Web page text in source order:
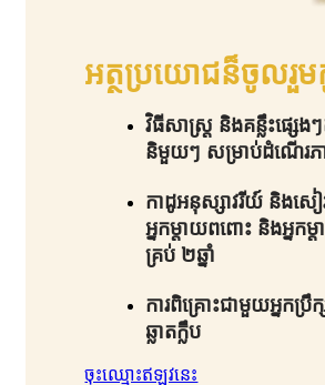
អត្ថប្រយោជន៏ចូលរួមកូ
វិធីសាស្រ្ត និងគន្លឹះផ្ស
និមួយៗ សម្រាប់ដំណើរភា
កាដូអនុស្សាវរីយ៍ និងសៀ
អ្នកម្តាយពពោះ និងអ្នក
គ្រប់ ២ឆ្នាំ​
ការពិគ្រោះជាមួយអ្នកប្
ឆ្លាតក្លឹប​
ចុះឈ្មោះឥឡូវនេះ